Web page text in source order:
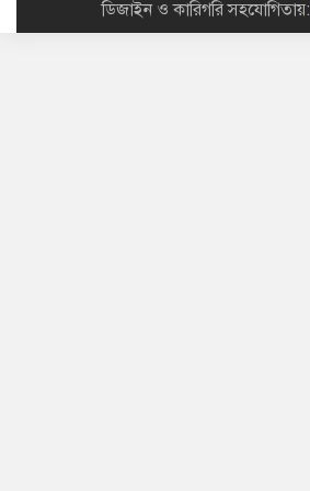
ডিজাইন ও কারিগরি সহযোগিতায়: